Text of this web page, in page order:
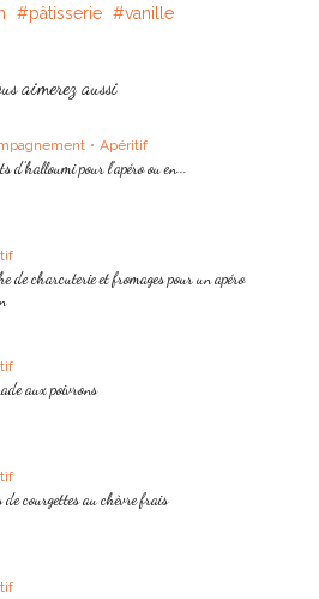
pâtisserie vanille
aimerez aussi
• Apéritif
d’halloumi pour l’apéro ou en...
de charcuterie et fromages pour un apéro
aux poivrons
de courgettes au chèvre frais